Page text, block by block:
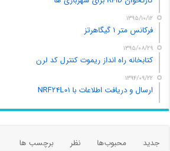
۱۳۹۵/۱۰/۱۲
فرکانس متر ۱ گیگاهرتز
۱۳۹۵/۰۸/۲۹
کتابخانه راه انداز ریموت کنترل کد لرن
۱۳۹۴/۰۹/۲۲
ارسال و دریافت اطلاعات با NRF۲۴L۰۱
جدید محبوب‌ها نظر
برچسب ها